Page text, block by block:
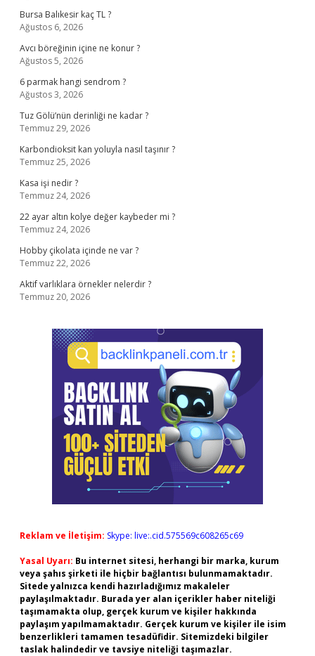
Bursa Balıkesir kaç TL ?
Ağustos 6, 2026
Avcı böreğinin içine ne konur ?
Ağustos 5, 2026
6 parmak hangi sendrom ?
Ağustos 3, 2026
Tuz Gölü’nün derinliği ne kadar ?
Temmuz 29, 2026
Karbondioksit kan yoluyla nasıl taşınır ?
Temmuz 25, 2026
Kasa işi nedir ?
Temmuz 24, 2026
22 ayar altın kolye değer kaybeder mi ?
Temmuz 24, 2026
Hobby çikolata içinde ne var ?
Temmuz 22, 2026
Aktif varlıklara örnekler nelerdir ?
Temmuz 20, 2026
Reklam ve İletişim: Skype: live:.cid.575569c608265c69
Yasal Uyarı: Bu internet sitesi, herhangi bir marka, kurum
veya şahıs şirketi ile hiçbir bağlantısı bulunmamaktadır.
Sitede yalnızca kendi hazırladığımız makaleler
paylaşılmaktadır. Burada yer alan içerikler haber niteliği
taşımamakta olup, gerçek kurum ve kişiler hakkında
paylaşım yapılmamaktadır. Gerçek kurum ve kişiler ile isim
benzerlikleri tamamen tesadüfidir. Sitemizdeki bilgiler
taslak halindedir ve tavsiye niteliği taşımazlar.